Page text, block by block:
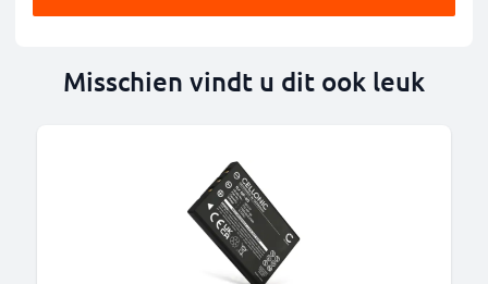
Misschien vindt u dit ook leuk